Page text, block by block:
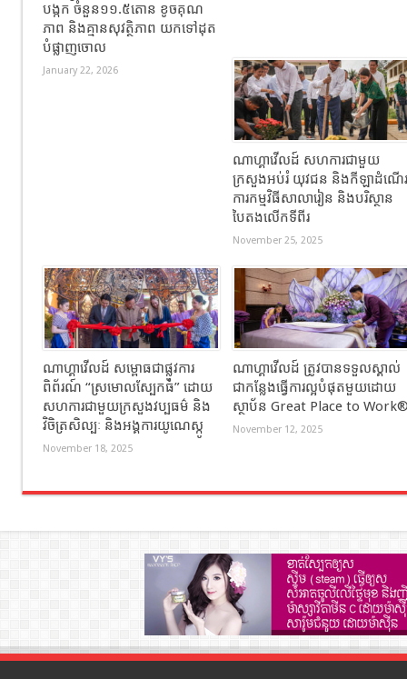
បង្កក ចំនួន១១.៥តោន ខូចគុណ
ភាព និងគ្មានសុវត្ថិភាព យកទៅដុត
បំផ្លាញចោល
January 22, 2026
ណាហ្គាវើលដ៍ សហការជាមួយ
ក្រសួងអប់រំ យុវជន និងកីឡាដំណើរ
ការកម្មវិធីសាលារៀន និងបរិស្ថាន
បៃតងលើកទីពីរ
November 25, 2025
ណាហ្គាវើលដ៍ សម្ពោធជាផ្លូវការ
ពិព័រណ៍ “ស្រមោលស្បែកធំ” ដោយ
សហការជាមួយក្រសួងវប្បធម៌ និង
វិចិត្រសិល្បៈ និងអង្គការយូណេស្កូ
November 18, 2025
ណាហ្គាវើលដ៍ ត្រូវបានទទួលស្គាល់
ជាកន្លែងធ្វើការល្អបំផុតមួយដោយ
ស្ថាប័ន Great Place to
November 12, 2025